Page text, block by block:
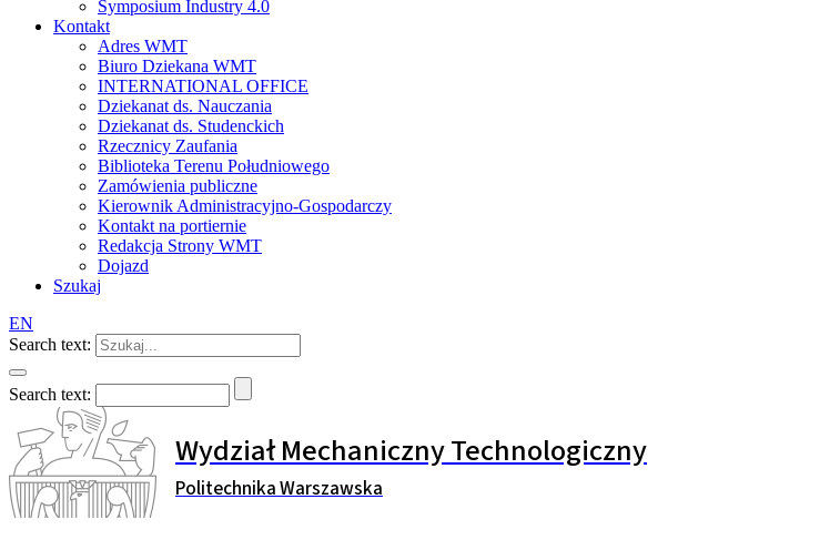
Symposium Industry 4.0
Kontakt
Adres WMT
Biuro Dziekana WMT
INTERNATIONAL OFFICE
Dziekanat ds. Nauczania
Dziekanat ds. Studenckich
Rzecznicy Zaufania
Biblioteka Terenu Południowego
Zamówienia publiczne
Kierownik Administracyjno-Gospodarczy
Kontakt na portiernie
Redakcja Strony WMT
Dojazd
Szukaj
EN
Search text:
Search text:
Wydział Mechaniczny Technologiczny
Politechnika Warszawska